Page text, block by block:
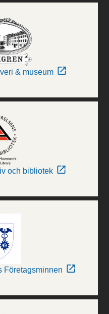
& museum
och bibliotek
Företagsminnen